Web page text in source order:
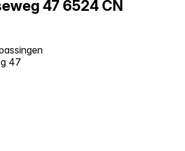
47 6524 CN